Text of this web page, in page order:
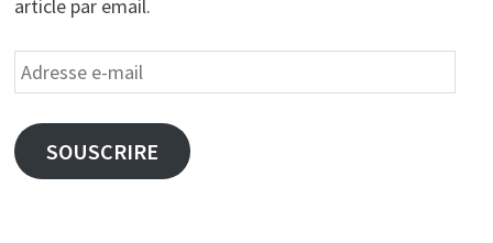
article par email.
Adresse
e-
mail
SOUSCRIRE